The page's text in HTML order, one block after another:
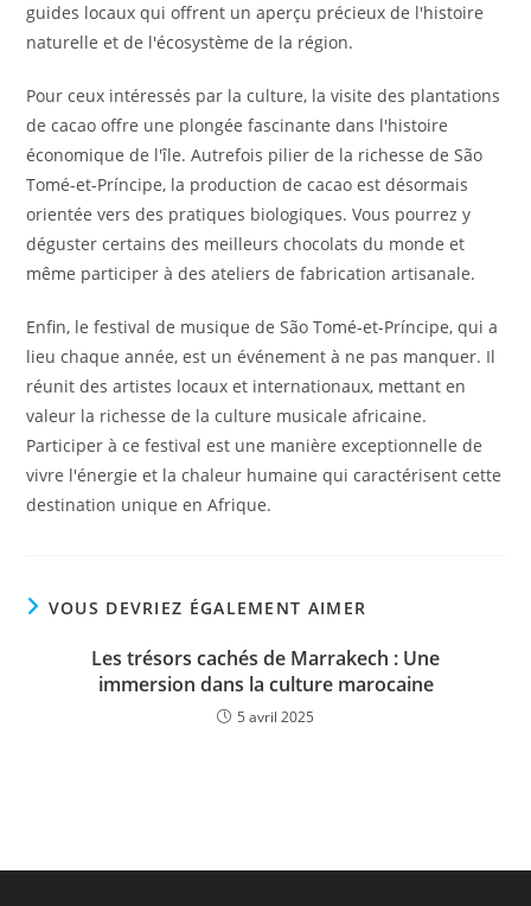
guides locaux qui offrent un aperçu précieux de l'histoire
naturelle et de l'écosystème de la région.
Pour ceux intéressés par la culture, la visite des plantations
de cacao offre une plongée fascinante dans l'histoire
économique de l'île. Autrefois pilier de la richesse de São
Tomé-et-Príncipe, la production de cacao est désormais
orientée vers des pratiques biologiques. Vous pourrez y
déguster certains des meilleurs chocolats du monde et
même participer à des ateliers de fabrication artisanale.
Enfin, le festival de musique de São Tomé-et-Príncipe, qui a
lieu chaque année, est un événement à ne pas manquer. Il
réunit des artistes locaux et internationaux, mettant en
valeur la richesse de la culture musicale africaine.
Participer à ce festival est une manière exceptionnelle de
vivre l'énergie et la chaleur humaine qui caractérisent cette
destination unique en Afrique.
VOUS DEVRIEZ ÉGALEMENT AIMER
Les trésors cachés de Marrakech : Une
immersion dans la culture marocaine
5 avril 2025